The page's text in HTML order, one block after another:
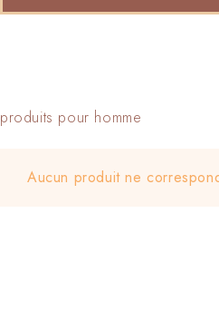
produits pour homme
Aucun produit ne